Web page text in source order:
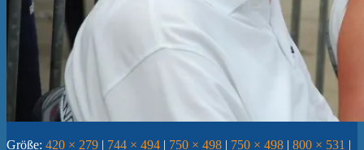
Größe: 420 × 279 | 744 × 494 | 750 × 498 | 750 × 498 | 800 × 531 |